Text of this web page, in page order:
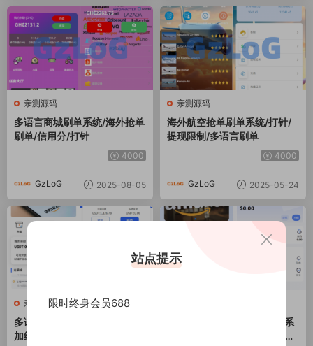
亲测源码
多语言商城刷单系统/海外抢单
刷单/信用分/打针
4000
GzLoG 2025-08-05
亲测源码
海外航空抢单刷单系统/打针/
提现限制/多语言刷单
4000
GzLoG 2025-05-24
亲测源码
多语言亚马逊抢单刷单系统/叠
加组刷单/海外抢单
多语言亚马逊自动抓取订单系
统/返佣系统/叠加组/电商抢单
站点提示
限时终身会员688